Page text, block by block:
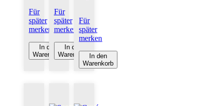
Für
später
merken
In den
Warenkorb
Für
später
merken
In den
Warenkorb
Für
später
merken
In den
Warenkorb